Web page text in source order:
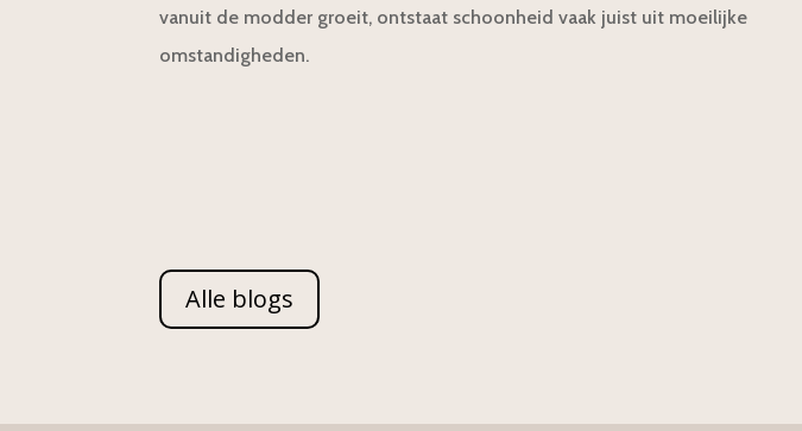
vanuit de modder groeit, ontstaat schoonheid vaak juist uit moeilijke
omstandigheden.
Alle blogs